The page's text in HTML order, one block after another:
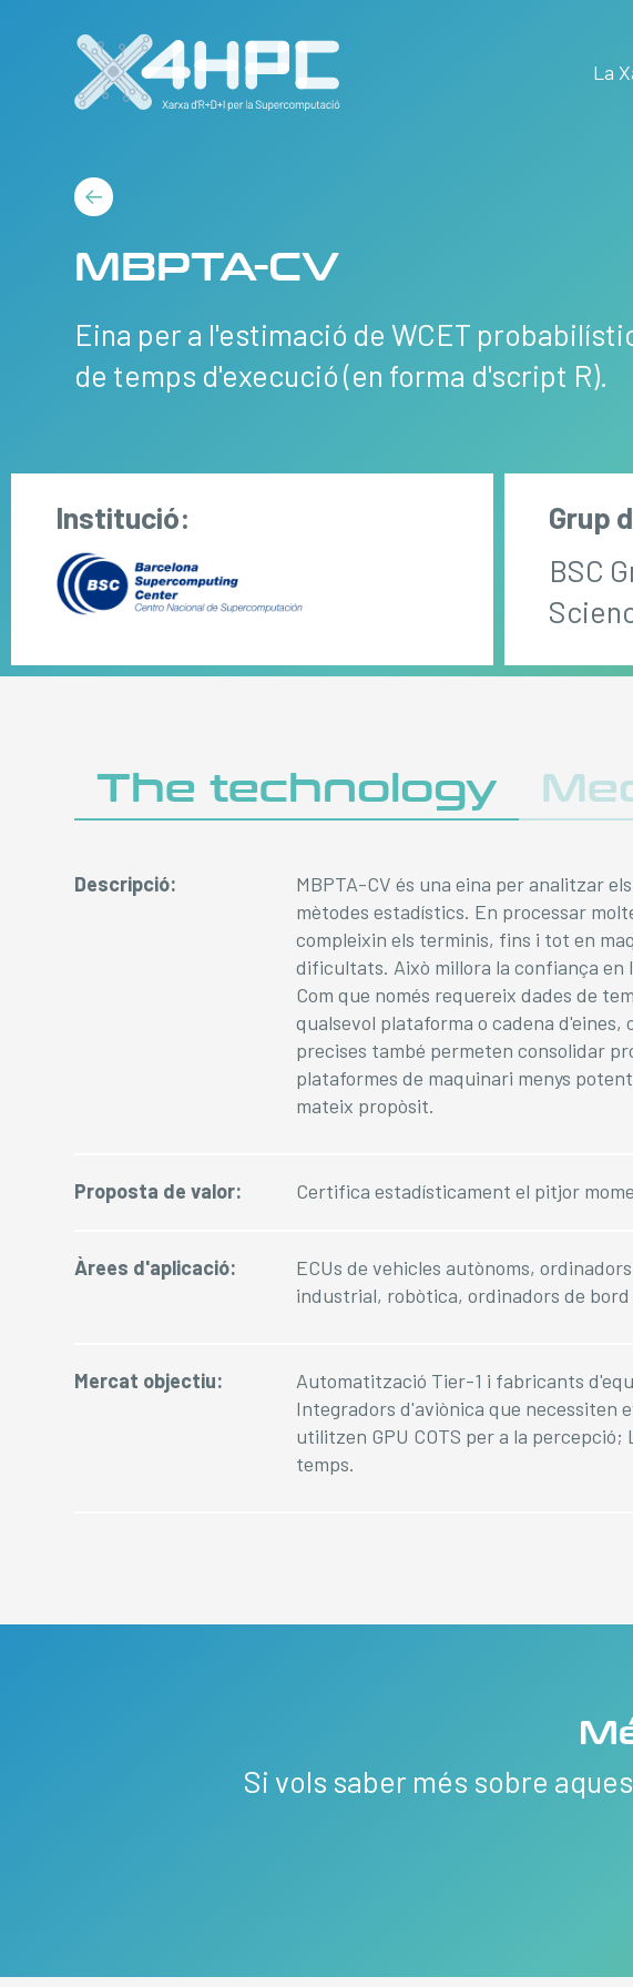
La
MBPTA-CV
Eina per a l'estimació de WCET
de temps d'execució (en forma d'script R).
Institució:
Grup
BSC
The technology
Descripció:
MBPTA-CV és una eina per analitzar
mètodes estadístics. En processar
compleixin els terminis, fins i tot en
dificultats. Això millora la confiança
Com que només requereix dades de
qualsevol plataforma o cadena
precises també permeten consolidar
plataformes de maquinari menys
mateix propòsit.
Proposta de valor: Certifica estadísticament el pitjor
Àrees d'aplicació:
ECUs de vehicles autònoms,
industrial, robòtica, ordinadors de
Mercat objectiu:
Automatització Tier-1 i fabricants
Integradors d'aviònica que necessiten
utilitzen GPU COTS per a la
temps.
Si vols saber més sobre